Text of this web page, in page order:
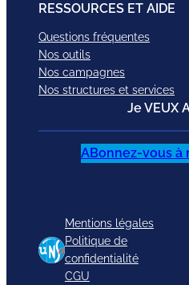
RESSOURCES ET AIDE
Questions fréquentes
Nos outils
Nos campagnes
Nos structures et services
Je VEUX
ABonnez-vous à
Mentions légales
Politique de
confidentialité
CGU